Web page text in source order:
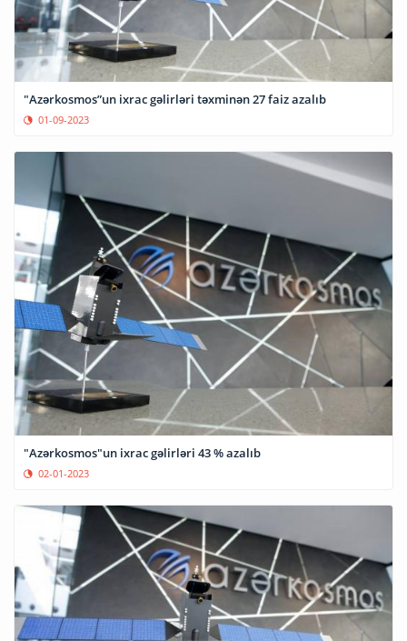
"Azərkosmos”un ixrac gəlirləri təxminən 27 faiz azalıb
01-09-2023
"Azərkosmos"un ixrac gəlirləri 43 % azalıb
02-01-2023